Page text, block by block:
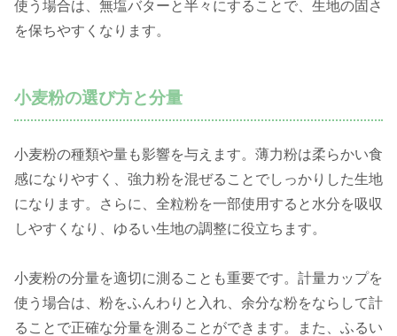
使う場合は、無塩バターと半々にすることで、生地の固さ
を保ちやすくなります。
小麦粉の選び方と分量
小麦粉の種類や量も影響を与えます。薄力粉は柔らかい食
感になりやすく、強力粉を混ぜることでしっかりした生地
になります。さらに、全粒粉を一部使用すると水分を吸収
しやすくなり、ゆるい生地の調整に役立ちます。
小麦粉の分量を適切に測ることも重要です。計量カップを
使う場合は、粉をふんわりと入れ、余分な粉をならして計
ることで正確な分量を測ることができます。また、ふるい